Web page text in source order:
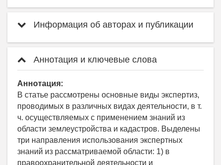
Информация об авторах и публикации
Аннотация и ключевые слова
Аннотация:
В статье рассмотрены основные виды экспертиз,
проводимых в различных видах деятельности, в т.
ч. осуществляемых с применением знаний из
области землеустройства и кадастров. Выделены
три направления использования экспертных
знаний из рассматриваемой области: 1) в
правоохранительной деятельности и